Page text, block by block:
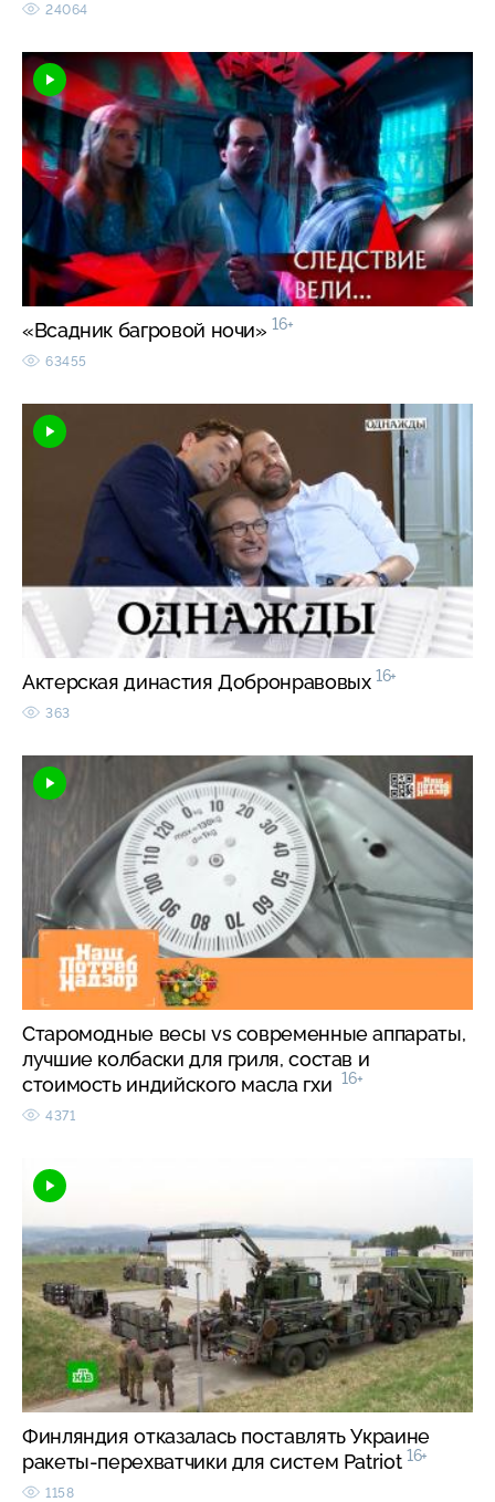
24064
«Всадник багровой ночи» 16+
63455
Актерская династия Добронравовых 16+
363
Старомодные весы vs современные аппараты,
лучшие колбаски для гриля, состав и
стоимость индийского масла гхи 16+
4371
Финляндия отказалась поставлять Украине
ракеты-перехватчики для систем Patriot 16+
1158